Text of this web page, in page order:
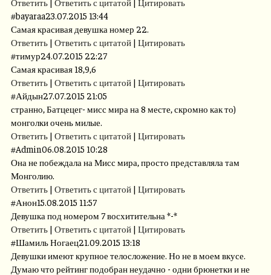
#bayaraa23.07.2015 13:44
Самая красивая девушка номер 22.
Ответить | Ответить с цитатой | Цитировать
#тимур24.07.2015 22:27
Самая красивая 18,9,6
Ответить | Ответить с цитатой | Цитировать
#Айдын27.07.2015 21:05
странно, Батцецег- мисс мира на 8 месте, скромно как то)
монголки очень милые.
Ответить | Ответить с цитатой | Цитировать
#Admin06.08.2015 10:28
Она не побеждала на Мисс мира, просто представляла там
Монголию.
Ответить | Ответить с цитатой | Цитировать
#Анон15.08.2015 11:57
Девушка под номером 7 восхитительна *-*
Ответить | Ответить с цитатой | Цитировать
#Шамиль Ногаец21.09.2015 13:18
Девушки имеют крупное телосложение. Но не в моем вкусе.
Думаю что рейтинг подобран неудачно - одни брюнетки и не